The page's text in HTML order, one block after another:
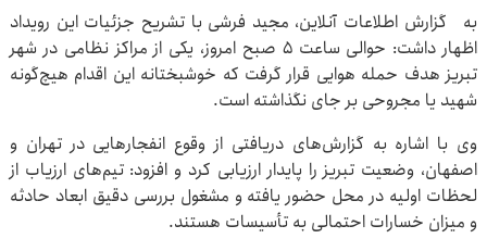
به گزارش اطلاعات آنلاین، مجید فرشی با تشریح جزئیات این رویداد
اظهار داشت: حوالی ساعت ۵ صبح امروز، یکی از مراکز نظامی در شهر
تبریز هدف حمله هوایی قرار گرفت که خوشبختانه این اقدام هیچ‌گونه
شهید یا مجروحی بر جای نگذاشته است.
وی با اشاره به گزارش‌های دریافتی از وقوع انفجارهایی در تهران و
اصفهان، وضعیت تبریز را پایدار ارزیابی کرد و افزود: تیم‌های ارزیاب از
لحظات اولیه در محل حضور یافته و مشغول بررسی دقیق ابعاد حادثه
و میزان خسارات احتمالی به تأسیسات هستند.